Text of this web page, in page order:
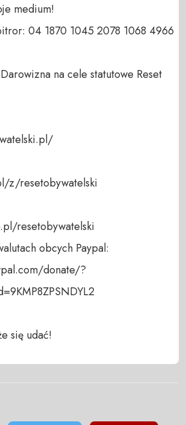
medium!
04 1870 1045 2078 1068 4966
na cele statutowe Reset
z/resetobywatelski
resetobywatelski
obcych Paypal:
donate/?
się udać!